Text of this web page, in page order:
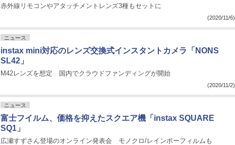
赤外線リモコンやアタッチメントレンズ3種もセットに
(2020/11/6)
ニュース
instax mini対応のレンズ交換式インスタントカメラ「NONS
SL42」
M42レンズを想定 国内でクラウドファンディングが開始
(2020/11/2)
ニュース
富士フイルム、価格を抑えたスクエア機「instax SQUARE
SQ1」
広瀬すずさん登場のオンライン発表会 モノクロ/レインボーフィルムも